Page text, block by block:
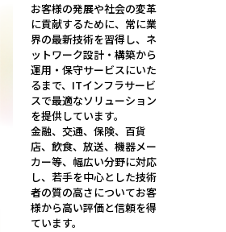
お客様の発展や社会の変革
に貢献するために、常に業
界の最新技術を習得し、ネ
ットワーク設計・構築から
運用・保守サービスにいた
るまで、ITインフラサービ
スで最適なソリューション
を提供しています。
金融、交通、保険、百貨
店、飲食、放送、機器メー
カー等、幅広い分野に対応
し、若手を中心とした技術
者の質の高さについてお客
様から高い評価と信頼を得
ています。